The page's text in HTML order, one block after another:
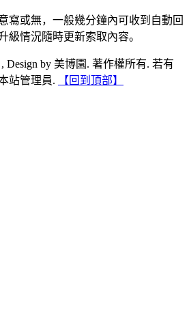
寫或無，一般幾分鐘內可收到自動回
級情況隨時更新索取內容。
Design by 美博園. 著作權所有. 若有
站管理員.
【回到頂部】